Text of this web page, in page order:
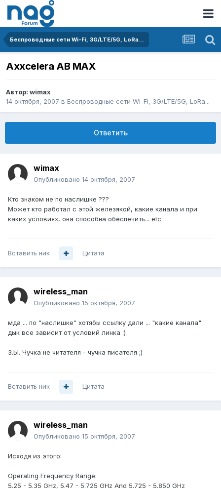
Беспроводные сети Wi-Fi, 3G/LTE/5G, LoRa...
Axxcelera AB MAX
Автор: wimax
14 октября, 2007 в Беспроводные сети Wi-Fi, 3G/LTE/5G, LoRa...
Ответить
wimax
Опубликовано 14 октября, 2007
Кто знаком не по наслишке ???
Может кто работал с этой железякой, какие канала и при
каких условиях, она способна обеспечить... etc
Вставить ник Цитата
wireless_man
Опубликовано 15 октября, 2007
мда ... по "наслишке" хотябы ссылку дали ... "какие канала"
дык все зависит от условий линка :)
З.Ы. Чучка не читателя - чучка писателя ;)
Вставить ник Цитата
wireless_man
Опубликовано 15 октября, 2007
Исходя из этого:
Operating Frequency Range:
5.25 - 5.35 GHz, 5.47 - 5.725 GHz And 5.725 - 5.850 GHz